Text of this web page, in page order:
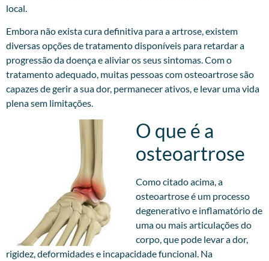
local.
Embora não exista cura definitiva para a artrose, existem
diversas opções de tratamento disponíveis para retardar a
progressão da doença e aliviar os seus sintomas. Com o
tratamento adequado, muitas pessoas com osteoartrose são
capazes de gerir a sua dor, permanecer ativos, e levar uma vida
plena sem limitações.
O que é a
osteoartrose
Como citado acima, a
osteoartrose é um processo
degenerativo e inflamatório de
uma ou mais articulações do
corpo, que pode levar a dor,
rigidez, deformidades e incapacidade funcional. Na